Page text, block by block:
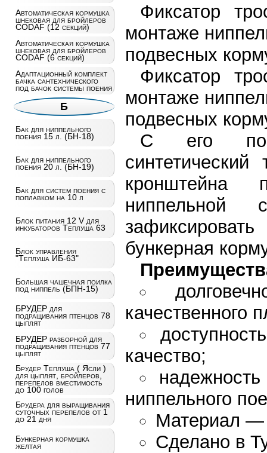
Автоматическая кормушка
шнековая для бройлеров
CODAF (12 секций)
Автоматическая кормушка
шнековая для бройлеров
CODAF (6 секций)
Адаптационный комплект
бачка сантехнического
под бачок системы поения
Б
Бак для ниппельного
поения 15 л. (БН-18)
Бак для ниппельного
поения 20 л. (БН-19)
Бак для систем поения с
поплавком на 10 л
Блок питания 12 V для
инкубаторов Теплуша 63
Блок управления
"Теплуша ИБ-63"
Большая чашечная поилка
под ниппель (БПН-15)
БРУДЕР для
подращивания птенцов 78
цыплят
БРУДЕР разборной для
подращивания птенцов 77
цыплят
Брудер Теплуша ( Ясли )
для цыплят, бройлеров,
перепелов вместимость
до 100 голов
Брудера для выращивания
суточных перепелов от 1
до 21 дня
Бункерная кормушка
желтая
Фиксатор
монтаже
подвесных
Фиксатор
монтаже
подвесных
С его
кронштейна
бункерная
качественного
качество;
ниппельного
Материал —
Сделано в